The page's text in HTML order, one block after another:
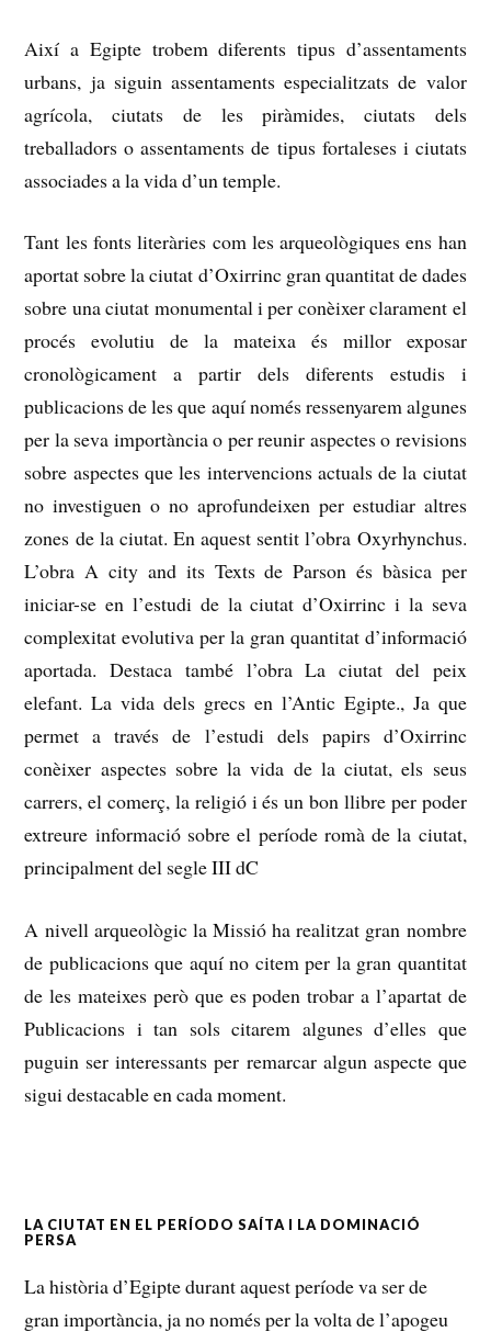
Així a Egipte trobem diferents tipus d’assentaments
urbans, ja siguin assentaments especialitzats de valor
agrícola, ciutats de les piràmides, ciutats dels
treballadors o assentaments de tipus fortaleses i ciutats
associades a la vida d’un temple.
Tant les fonts literàries com les arqueològiques ens han
aportat sobre la ciutat d’Oxirrinc gran quantitat de dades
sobre una ciutat monumental i per conèixer clarament el
procés evolutiu de la mateixa és millor exposar
cronològicament a partir dels diferents estudis i
publicacions de les que aquínomés ressenyarem algunes
per la seva importància o per reunir aspectes o revisions
sobre aspectes que les intervencions actuals de la ciutat
no investiguen o no aprofundeixen per estudiar altres
zones de la ciutat. En aquest sentit l’obra Oxyrhynchus.
L’obra A city and its Texts de Parson és bàsica per
iniciar-se en l’estudi de la ciutat d’Oxirrinc i la seva
complexitat evolutiva per la gran quantitat d’informació
aportada.Destaca també l’obra La ciutat del peix
elefant.La vida dels grecs en l’Antic Egipte., Ja que
permet a través de l’estudi dels papirs d’Oxirrinc
conèixer aspectes sobre la vida de la ciutat, els seus
carrers, el comerç, la religió i és un bon llibre per poder
extreure informació sobre el període romà de la ciutat,
principalment del segle III dC
A nivell arqueològic la Missió ha realitzat gran nombre
de publicacions que aquí no citem per la gran quantitat
de les mateixes però que es poden trobar a l’apartat de
Publicacions i tan sols citarem algunes d’elles que
puguin ser interessants per remarcar algun aspecte que
sigui destacableen cada moment.
LA CIUTAT EN EL PERÍODO SAÍTA I LA DOMINACIÓ
PERSA
La història d’Egipte durant aquest període va ser de
gran importància, ja no només per la volta de l’apogeu